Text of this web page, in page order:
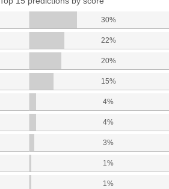
30%
22%
20%
15%
4%
4%
3%
1%
1%